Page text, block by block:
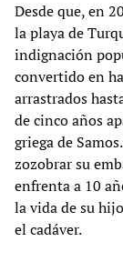
Desde que, en
la playa de
indignación
convertido en
arrastrados
de cinco años
griega de
zozobrar su
enfrenta a 10
la vida de su
el cadáver.